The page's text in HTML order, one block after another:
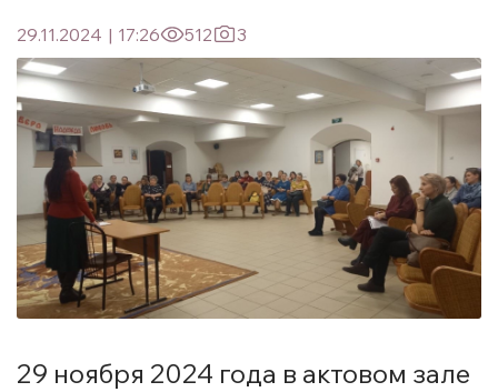
29.11.2024 | 17:26 512 3
29 ноября 2024 года в актовом зале